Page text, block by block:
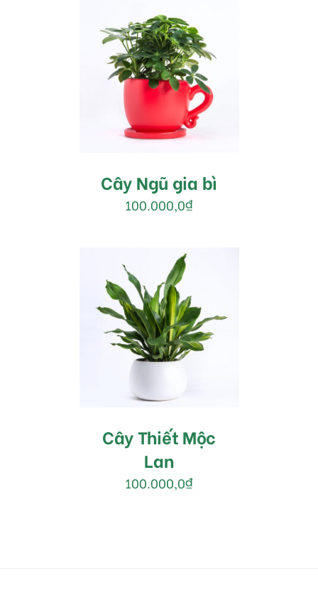
MUA HÀNG /
DETAILS
Cây Ngũ gia bì
100.000,0₫
MUA HÀNG /
DETAILS
Cây Thiết Mộc
Lan
100.000,0₫